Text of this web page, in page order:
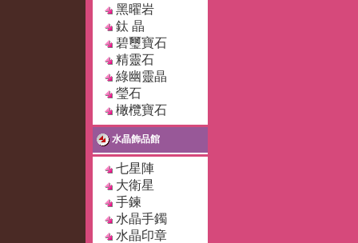
黑曜岩
鈦 晶
碧璽寶石
精靈石
綠幽靈晶
瑩石
橄欖寶石
水晶飾品館
七星陣
大衛星
手鍊
水晶手鐲
水晶印章